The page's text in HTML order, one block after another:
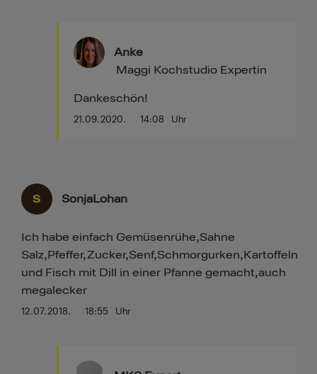
Anke
21.09.2020. 14:08 Uhr
Maggi Kochstudio Expertin
Dankeschön!
S SonjaLohan
12.07.2018. 18:55 Uhr
Ich habe einfach Gemüsenrühe,Sahne
Salz,Pfeffer,Zucker,Senf,Schmorgurken,Kartoffeln
und Fisch mit Dill in einer Pfanne gemacht,auch
megalecker